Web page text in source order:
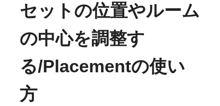
セットの位置やルーム
の中心を調整す
る/Placementの使い
方